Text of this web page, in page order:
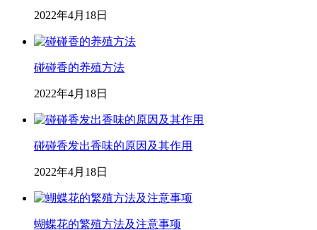
2022年4月18日
碰碰香的养殖方法
2022年4月18日
碰碰香发出香味的原因及其作用
2022年4月18日
蝴蝶花的繁殖方法及注意事项